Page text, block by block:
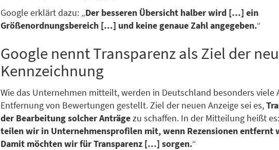
Google erklärt dazu: „Der besseren Übersicht halber wird […] ein
Größenordnungsbereich […] und keine genaue Zahl angegeben.“
Google nennt Transparenz als Ziel der
Kennzeichnung
Wie das Unternehmen mitteilt, werden in Deutschland besonders viele
Entfernung von Bewertungen gestellt. Ziel der neuen Anzeige sei es,
der Bearbeitung solcher Anträgezu schaffen. In der Mitteilung heißt
teilen wir in Unternehmensprofilen mit, wenn Rezensionen entfernt
Damit möchten wir für Transparenz […] sorgen.“